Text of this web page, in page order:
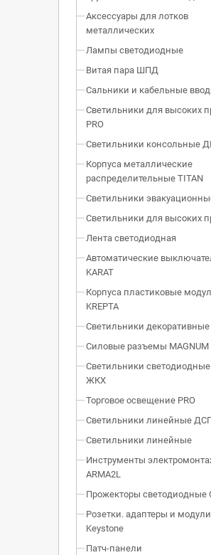
Аксессуары для лотков
металлических
Лампы светодиодные
Витая пара ШПД
Сальники и кабельные
Светильники для высоких
PRO
Светильники консольные
Корпуса металлические
распределительные TITAN
Светильники
Светильники для высоких
Лента светодиодная
Автоматические
KARAT
Корпуса пластиковые
KREPTA
Светильники декоративные
Силовые разъемы MAGNUM
Светильники
ЖКХ
Торговое освещение PRO
Светильники линейные
Светильники линейные
Инструменты
ARMA2L
Прожекторы светодиодные
Розетки. адаптеры и модули
Keystone
Патч-панели